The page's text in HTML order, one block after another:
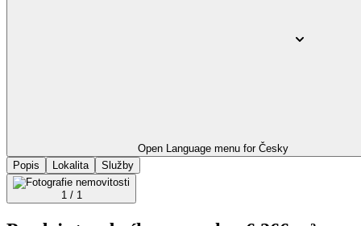
Open Language menu for Česky
Popis
Lokalita Služby
1 / 1